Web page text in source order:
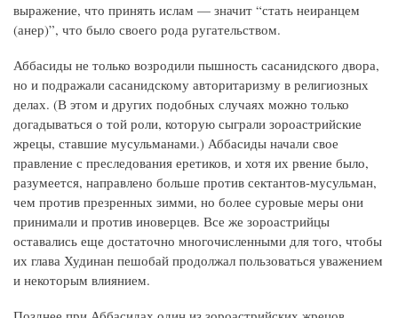
выражение, что принять ислам — значит “стать неиранцем
(анер)”, что было своего рода ругательством.
Аббасиды не только возродили пышность сасанидского двора,
но и подражали сасанидскому авторитаризму в религиозных
делах. (В этом и других подобных случаях можно только
догадываться о той роли, которую сыграли зороастрийские
жрецы, ставшие мусульманами.) Аббасиды начали свое
правление с преследования еретиков, и хотя их рвение было,
разумеется, направлено больше против сектантов-мусульман,
чем против презренных зимми, но более суровые меры они
принимали и против иноверцев. Все же зороастрийцы
оставались еще достаточно многочисленными для того, чтобы
их глава Худинан пешобай продолжал пользоваться уважением
и некоторым влиянием.